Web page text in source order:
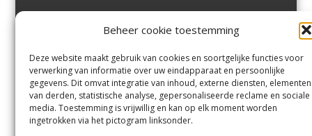
Beheer cookie toestemming
Deze website maakt gebruik van cookies en soortgelijke functies voor
verwerking van informatie over uw eindapparaat en persoonlijke
gegevens. Dit omvat integratie van inhoud, externe diensten, elementen
van derden, statistische analyse, gepersonaliseerde reclame en sociale
media. Toestemming is vrijwillig en kan op elk moment worden
ingetrokken via het pictogram linksonder.
Margadantstraat 34
0255-533900
info@jutter.nlofinfo@hofgee
st.nl
Velserbroek,Velsen-Zuid,
Zuid,Driehuisen
Spaarnwoude.
Contact
Andere uitgaven